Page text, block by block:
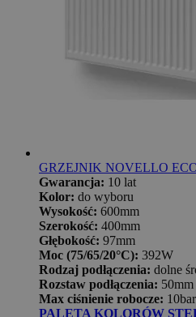
GRZEJNIK NOVELLO
Gwarancja: 10 lat
Kolor: do wyboru
Wysokość: 600mm
Szerokość: 400mm
Głębokość: 97mm
Moc (75/65/20°C): 392W
Rodzaj podłączenia: dolne
Rozstaw podłączenia: 50mm
Max ciśnienie robocze: 10bar
PALETA KOLORÓW